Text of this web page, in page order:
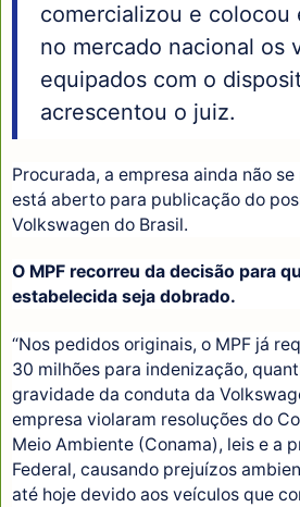
comercializou e colocou
no mercado nacional os
equipados com o
acrescentou o juiz.
Procurada, a empresa ainda não
está aberto para publicação do
Volkswagen do Brasil.
O MPF recorreu da decisão para
estabelecida seja dobrado.
“Nos pedidos originais, o MPF já
30 milhões para indenização,
gravidade da conduta da
empresa violaram resoluções do
Meio Ambiente (Conama), leis e a
Federal, causando prejuízos
até hoje devido aos veículos que